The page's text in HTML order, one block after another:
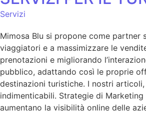
Servizi
Mimosa Blu si propone come
viaggiatori e a massimizzare le
prenotazioni e migliorando
pubblico, adattando così le proprie
destinazioni turistiche. I nostri
indimenticabili. Strategie di
aumentano la visibilità online delle